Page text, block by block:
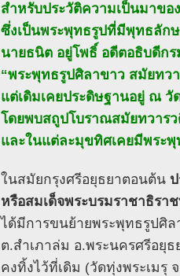
สำหรับประวัติความเป็นมาข
ซึ่งเป็นพระพุทธรูปที่มีพุทธลัก
นายธนิต อยู่โพธิ์ อดีตอธิบดีก
“พระพุทธรูปศิลาขาว สมัยทว
แต่เดิมเคยประดิษฐานอยู่ ณ วั
โดยพบสถูปโบราณสมัยทวาร
และในแต่ละมุขทิศเคยมีพระ
ในสมัยกรุงศรีอยุธยาตอนต้น
หรือสมเด็จพระบรมราชาธิรา
ได้มีการขนย้ายพระพุทธรูปศิ
ต.สำเภาล่ม อ.พระนครศรีอยุ
คงทิ้งไว้ที่เดิม (วัดทุ่งพระเมรุ